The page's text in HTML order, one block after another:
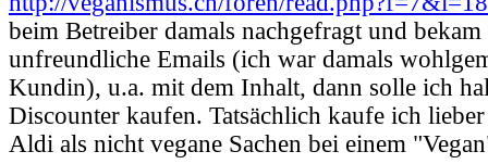
beim Betreiber damals nachgefragt und bekam
unfreundliche Emails (ich war damals
Kundin), u.a. mit dem Inhalt, dann solle ich
Discounter kaufen. Tatsächlich kaufe ich
Aldi als nicht vegane Sachen bei einem